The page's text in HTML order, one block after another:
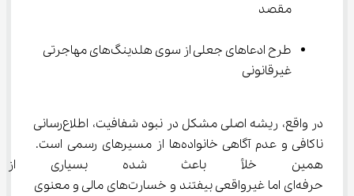
مقصد
طرح ادعاهای جعلی از سوی هلدینگ‌های مهاجرتی
غیرقانونی
در واقع، ریشه اصلی مشکل در نبود شفافیت، اطلاع‌رسانی
ناکافی و عدم آگاهی خانواده‌ها از مسیرهای رسمی است.
همین خلأ باعث شده بسیاری از
حرفه‌ای اما غیرواقعی بیفتند و خسارت‌های مالی و معنوی